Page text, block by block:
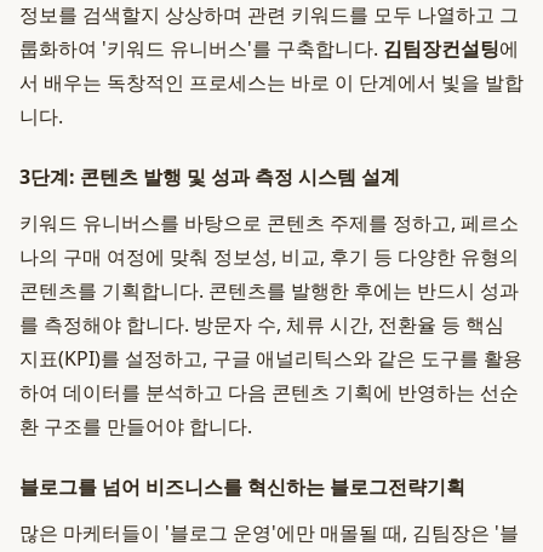
정보를 검색할지 상상하며 관련 키워드를 모두 나열하고 그
룹화하여 '키워드 유니버스'를 구축합니다. 김팀장컨설팅에
서 배우는 독창적인 프로세스는 바로 이 단계에서 빛을 발합
니다.
3단계: 콘텐츠 발행 및 성과 측정 시스템 설계
키워드 유니버스를 바탕으로 콘텐츠 주제를 정하고, 페르소
나의 구매 여정에 맞춰 정보성, 비교, 후기 등 다양한 유형의
콘텐츠를 기획합니다. 콘텐츠를 발행한 후에는 반드시 성과
를 측정해야 합니다. 방문자 수, 체류 시간, 전환율 등 핵심
지표(KPI)를 설정하고, 구글 애널리틱스와 같은 도구를 활용
하여 데이터를 분석하고 다음 콘텐츠 기획에 반영하는 선순
환 구조를 만들어야 합니다.
블로그를 넘어 비즈니스를 혁신하는 블로그전략기획
많은 마케터들이 '블로그 운영'에만 매몰될 때, 김팀장은 '블